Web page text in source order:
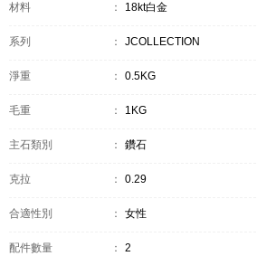
材料 ： 18kt白金
系列 ： JCOLLECTION
淨重 ： 0.5KG
毛重 ： 1KG
主石類別 ： 鑽石
克拉 ： 0.29
合適性別 ： 女性
配件數量 ： 2